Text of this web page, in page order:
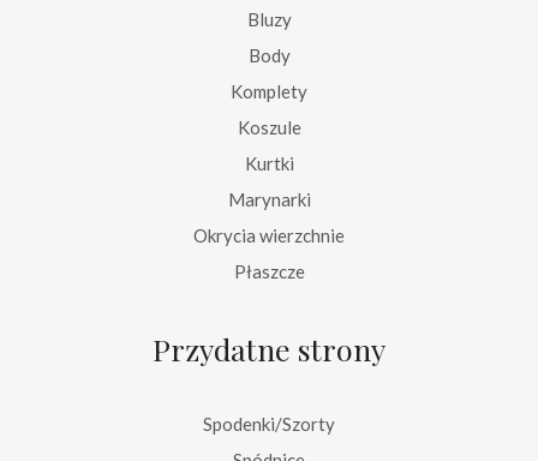
Bluzy
Body
Komplety
Koszule
Kurtki
Marynarki
Okrycia wierzchnie
Płaszcze
Przydatne strony
Spodenki/Szorty